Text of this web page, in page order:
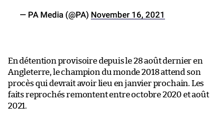
— PA Media (@PA) November 16, 2021
En détention provisoire depuis le 28 août dernier en
Angleterre, le champion du monde 2018 attend son
procès qui devrait avoir lieu en janvier prochain. Les
faits reprochés remontent entre octobre 2020 et août
2021.